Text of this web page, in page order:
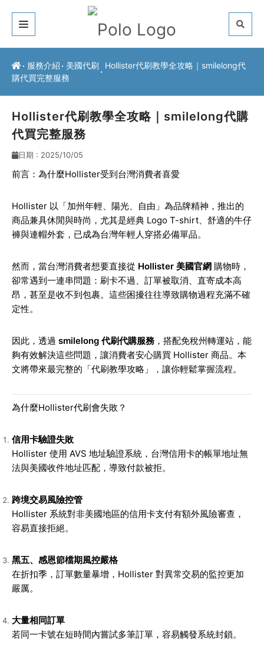
關於我們
服務介紹
常見問題
最新公告
服務介紹 美國代刷
Hollister代刷教學全攻略｜smilelong代
購代買完整服務
Hollister代刷教學全攻略｜smilelong代購
代買完整服務
日期 : 2025/10/05
前言：為什麼Hollister受到台灣消費者喜愛
Hollister 以「加州年輕、陽光、自由」為品牌精神，推出的
商品兼具休閒與時尚，尤其是經典 Logo T-shirt、舒適的牛仔
褲與連帽外套，已成為台灣年輕人穿搭必備單品。
然而，當台灣消費者想要直接從 Hollister 美國官網 購物時，
卻常遇到一連串問題：刷卡不過、訂單被取消、直寄成本高
昂，甚至是收不到包裹。這些困擾往往導致購物過程充滿不確
定性。
因此，透過 smilelong 代刷代購服務 ，搭配免稅州轉運站，能
夠有效解決這些問題，讓消費者安心購買 Hollister 商品。本
文將帶來最完整的「代刷教學攻略」，讓你輕鬆掌握流程。
為什麼Hollister代刷會失敗？
信用卡驗證失敗
Hollister 使用 AVS 地址驗證系統，台灣信用卡的帳單地址無
法與美國收件地址匹配，導致付款被拒。
跨境交易風險控管
Hollister 系統對非美國地區的信用卡支付有額外風險審查，
容易直接拒絕。
黑五、感恩節檔期風控嚴格
在折扣季，訂單數量暴增，Hollister 對異常交易的監控更加
嚴厲。
大量相同訂單
若同一卡號在短時間內嘗試多筆訂單，容易觸發系統封鎖。